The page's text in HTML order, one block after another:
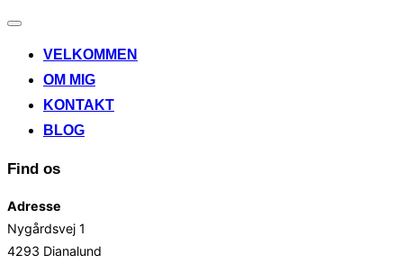
Slå
til/fraVELKOMMEN
OM MIG
KONTAKT
BLOG
Find os
Adresse
Nygårdsvej 1
4293 Dianalund